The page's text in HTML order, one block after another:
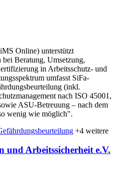
Online) unterstützt
bei Beratung, Umsetzung,
in Arbeitsschutz- und
umfasst SiFa-
(inkl.
nach ISO 45001,
ASU-Betreuung – nach dem
wenig wie möglich".
+4 weitere
und Arbeitssicherheit e.V.